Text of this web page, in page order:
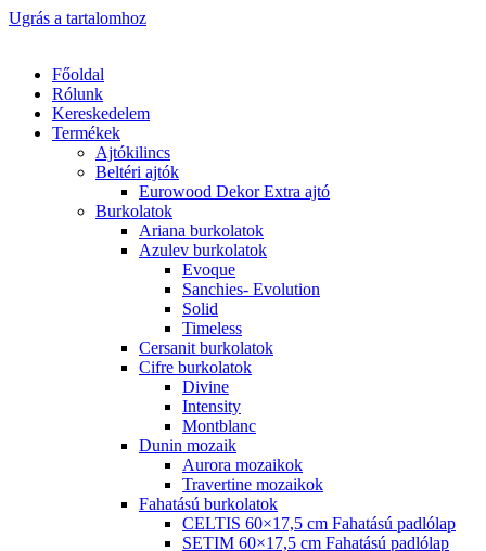
Ugrás a tartalomhoz
Főoldal
Rólunk
Kereskedelem
Termékek
Ajtókilincs
Beltéri ajtók
Eurowood Dekor Extra ajtó
Burkolatok
Ariana burkolatok
Azulev burkolatok
Evoque
Sanchies- Evolution
Solid
Timeless
Cersanit burkolatok
Cifre burkolatok
Divine
Intensity
Montblanc
Dunin mozaik
Aurora mozaikok
Travertine mozaikok
Fahatású burkolatok
CELTIS 60×17,5 cm Fahatású padlólap
SETIM 60×17,5 cm Fahatású padlólap